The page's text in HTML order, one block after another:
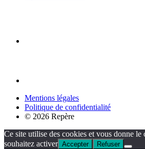
Mentions légales
Politique de confidentialité
© 2026 Repère
Ce site utilise des cookies et vous donne le
souhaitez activer Accepter Refuser